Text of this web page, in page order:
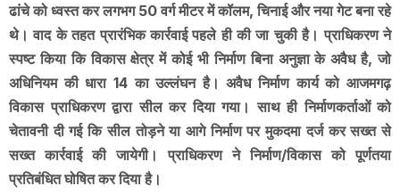
ढांचे को ध्वस्त कर लगभग 50 वर्ग मीटर में कॉलम, चिनाई और नया गेट बना रहे
थे। वाद के तहत प्रारंभिक कार्रवाई पहले ही की जा चुकी है। प्राधिकरण ने
स्पष्ट किया कि विकास क्षेत्र में कोई भी निर्माण बिना अनुज्ञा के अवैध है, जो
अधिनियम की धारा 14 का उल्लंघन है। अवैध निर्माण कार्य को आजमगढ़
विकास प्राधिकरण द्वारा सील कर दिया गया। साथ ही निर्माणकर्ताओं को
चेतावनी दी गई कि सील तोड़ने या आगे निर्माण पर मुकदमा दर्ज कर सख्त से
सख्त कार्रवाई की जायेगी। प्राधिकरण ने निर्माण/विकास को पूर्णतया
प्रतिबंधित घोषित कर दिया है।